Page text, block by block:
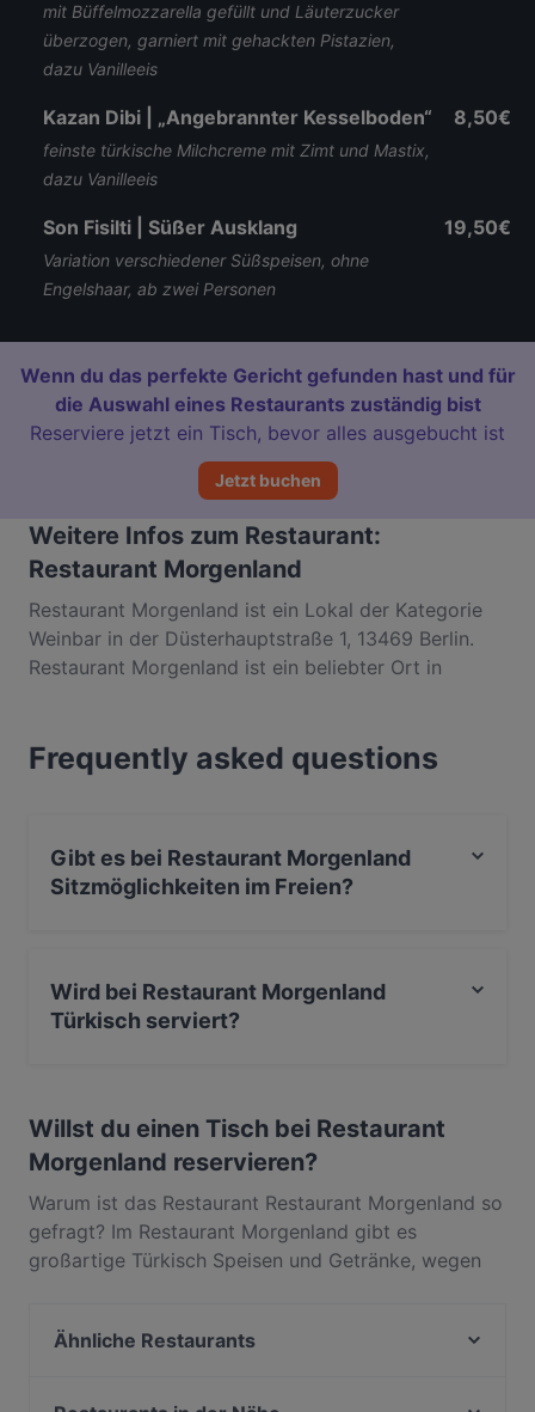
mit Büffel­mozzarella gefüllt und Läuter­zucker
über­zogen, garniert mit gehackten Pistazien,
dazu Vanille­eis
Kazan Dibi | „Ange­brannter Kessel­boden“
feinste türkische Milch­creme mit Zimt und Mastix,
dazu Vanille­eis
8,50€
Son Fisilti | Süßer Aus­klang
Variation ver­schiedener Süß­speisen, ohne
Engels­haar, ab zwei Personen
19,50€
Wenn du das perfekte Gericht gefunden hast und für
die Auswahl eines Restaurants zuständig bist
Reserviere jetzt ein Tisch, bevor alles ausgebucht ist
Jetzt buchen
Weitere Infos zum Restaurant:
Restaurant Morgenland
Restaurant Morgenland ist ein Lokal der Kategorie
Weinbar in der Düsterhauptstraße 1, 13469 Berlin.
Restaurant Morgenland ist ein beliebter Ort in
Feinschmeckererlebnis bist, entdecke die Gerichte
im Restaurant Morgenland und erlebe authentische
Frequently asked questions
Gibt es bei Restaurant Morgenland
Sitzmöglichkeiten im Freien?
Wird bei Restaurant Morgenland
Türkisch serviert?
Willst du einen Tisch bei Restaurant
Morgenland reservieren?
Warum ist das Restaurant Restaurant Morgenland so
gefragt? Im Restaurant Morgenland gibt es
großartige Türkisch Speisen und Getränke, wegen
Morgenland Gerichte wie Mediterran, Essen &
von anderen Restaurants in Berlin unterscheidet, und
Ähnliche Restaurants